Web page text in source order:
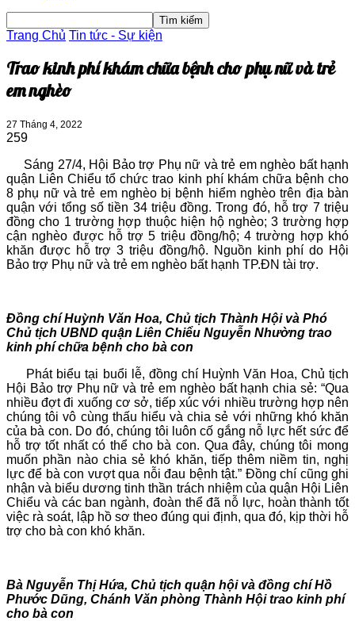
Trang Chủ Tin tức - Sự kiện
Trao kinh phí khám chữa bệnh cho phụ nữ và trẻ
em nghèo
27 Tháng 4, 2022
259
Sáng 27/4, Hội Bảo trợ Phụ nữ và trẻ em nghèo bất hạnh
quận Liên Chiểu tổ chức trao kinh phí khám chữa bệnh cho
8 phụ nữ và trẻ em nghèo bị bệnh hiểm nghèo trên địa bàn
quận với tổng số tiền 34 triệu đồng. Trong đó, hỗ trợ 7 triệu
đồng cho 1 trường hợp thuộc hiện hộ nghèo; 3 trường hợp
cận nghèo được hỗ trợ 5 triệu đồng/hộ; 4 trường hợp khó
khăn được hỗ trợ 3 triệu đồng/hộ. Nguồn kinh phí do Hội
Bảo trợ Phụ nữ và trẻ em nghèo bất hạnh TP.ĐN tài trợ.
Đồng chí Huỳnh Văn Hoa, Chủ tịch Thành Hội và Phó
Chủ tịch UBND quận Liên Chiểu Nguyễn Nhường trao
kinh phí chữa bệnh cho bà con
Phát biểu tại buổi lễ, đồng chí Huỳnh Văn Hoa, Chủ tịch
Hội Bảo trợ Phụ nữ và trẻ em nghèo bất hạnh chia sẻ: “Qua
nhiều đợt đi xuống cơ sở, tiếp xúc với nhiều trường hợp nên
chúng tôi vô cùng thấu hiểu và chia sẻ với những khó khăn
của bà con. Do đó, chúng tôi luôn cố gắng nỗ lực hết sức để
hỗ trợ tốt nhất có thể cho bà con. Qua đây, chúng tôi mong
muốn phần nào chia sẻ khó khăn, tiếp thêm niềm tin, nghị
lực để bà con vượt qua nỗi đau bệnh tật.” Đồng chí cũng ghi
nhận và biểu dương tinh thần trách nhiệm của quận Hội Liên
Chiểu và các ban ngành, đoàn thể đã nỗ lực, hoàn thành tốt
việc rà soát, lập hồ sơ theo đúng qui định, qua đó, kịp thời hỗ
trợ cho bà con khó khăn.
Bà Nguyễn Thị Hứa, Chủ tịch quận hội và đồng chí Hồ
Phước Dũng, Chánh Văn phòng Thành Hội trao kinh phí
cho bà con